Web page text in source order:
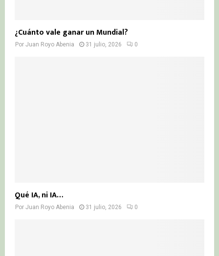
¿Cuánto vale ganar un Mundial?
Por Juan Royo Abenia 31 julio, 2026 0
Qué IA, ni IA…
Por Juan Royo Abenia 31 julio, 2026 0